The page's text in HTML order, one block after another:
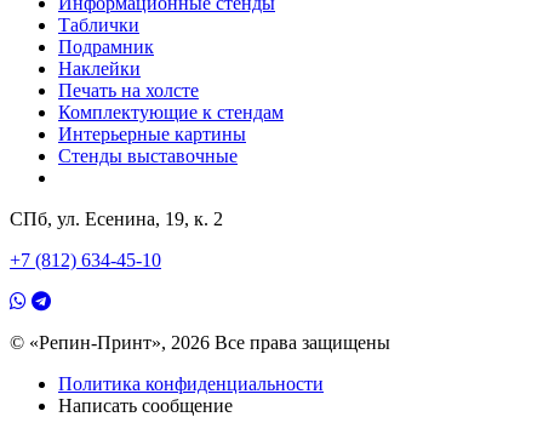
Таблички
Подрамник
Наклейки
Печать на холсте
Комплектующие к стендам
Интерьерные картины
Стенды выставочные
СПб, ул. Есенина, 19, к. 2
+7 (812) 634-45-10
© «Репин-Принт», 2026 Все права защищены
Политика конфиденциальности
Написать сообщение